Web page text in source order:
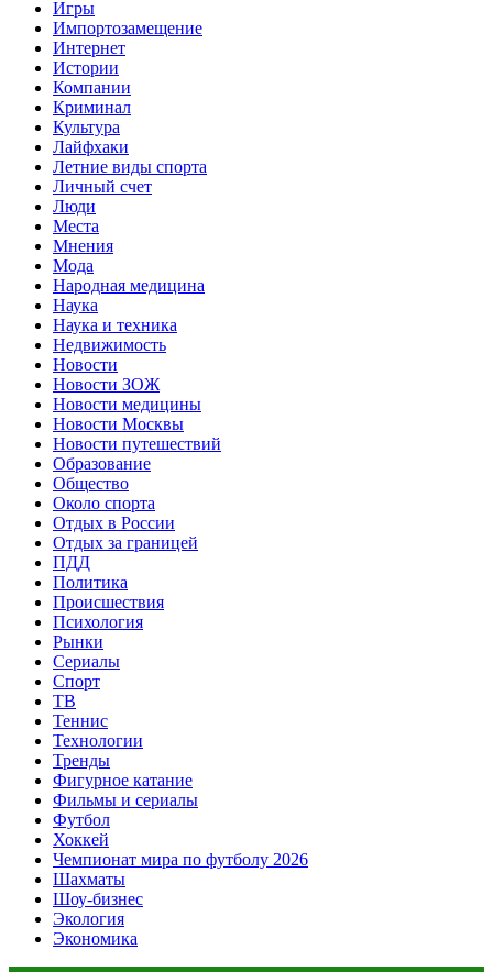
Игры
Импортозамещение
Интернет
Истории
Компании
Криминал
Культура
Лайфхаки
Летние виды спорта
Личный счет
Люди
Места
Мнения
Мода
Народная медицина
Наука
Наука и техника
Недвижимость
Новости
Новости ЗОЖ
Новости медицины
Новости Москвы
Новости путешествий
Образование
Общество
Около спорта
Отдых в России
Отдых за границей
ПДД
Политика
Происшествия
Психология
Рынки
Сериалы
Спорт
ТВ
Теннис
Технологии
Тренды
Фигурное катание
Фильмы и сериалы
Футбол
Хоккей
Чемпионат мира по футболу 2026
Шахматы
Шоу-бизнес
Экология
Экономика